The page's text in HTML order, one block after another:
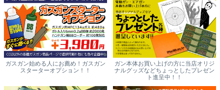
ガスガン始める人にお薦め！ガスガン
スターターオプション！！
ガン本体お買い上げの方に当店オリジ
ナルグッズなどちょっとしたプレゼン
ト進呈中！！